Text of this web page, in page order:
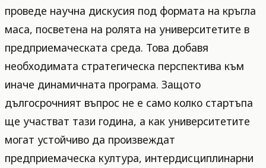
проведе научна дискусия под формата на кръгла
маса, посветена на ролята на университетите в
предприемаческата среда. Това добавя
необходимата стратегическа перспектива към
иначе динамичната програма. Защото
дългосрочният въпрос не е само колко стартъпа
ще участват тази година, а как университетите
могат устойчиво да произвеждат
предприемаческа култура, интердисциплинарни